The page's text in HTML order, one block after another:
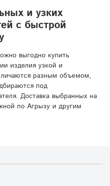
и узких
с быстрой
выгодно купить
изделия узкой и
разным объемом,
под
Доставка выбранных на
по Агрызу и другим